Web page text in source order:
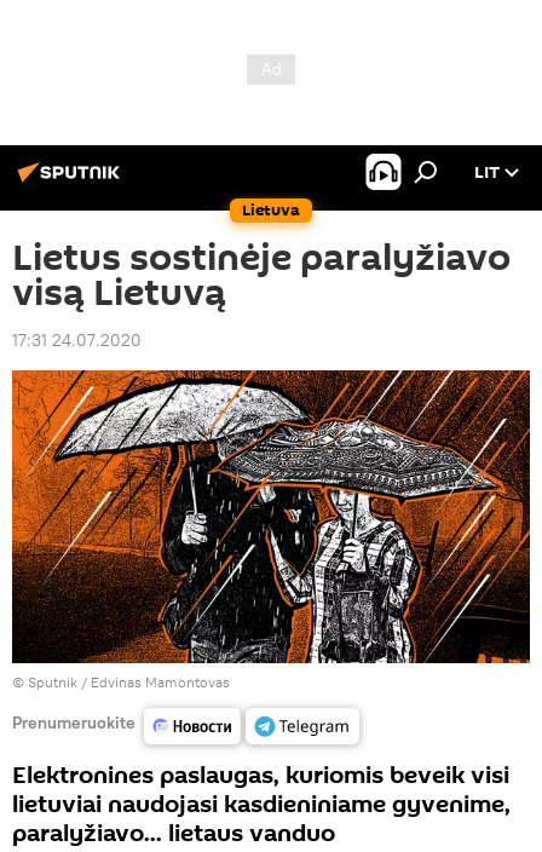
Lietuva
LIT
Lietus sostinėje paralyžiavo
visą Lietuvą
17:31 24.07.2020
© Sputnik / Edvinas Mamontovas
Prenumeruokite
Elektronines paslaugas, kuriomis beveik visi
lietuviai naudojasi kasdieniniame gyvenime,
paralyžiavo... lietaus vanduo